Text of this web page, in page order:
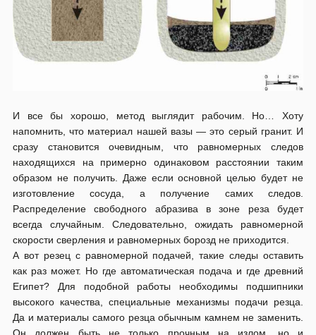
И все бы хорошо, метод выглядит рабочим. Но… Хоту
напомнить, что материал нашей вазы — это серый гранит. И
сразу становится очевидным, что равномерных следов
находящихся на примерно одинаковом расстоянии таким
образом не получить. Даже если основной целью будет не
изготовление сосуда, а получение самих следов.
Распределение свободного абразива в зоне реза будет
всегда случайным. Следовательно, ожидать равномерной
скорости сверления и равномерных борозд не приходится.
А вот резец с равномерной подачей, такие следы оставить
как раз может. Но где автоматическая подача и где древний
Египет? Для подобной работы необходимы подшипники
высокого качества, специальные механизмы подачи резца.
Да и материалы самого резца обычным камнем не заменить.